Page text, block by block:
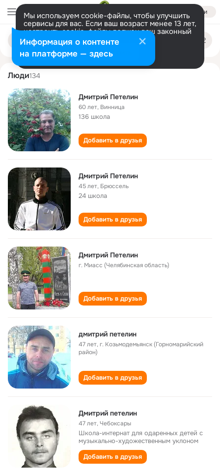
Войти
Мы используем cookie-файлы, чтобы улучшить
сервисы для вас. Если ваш возраст менее 13 лет,
настроить cookie-файлы должен ваш законный
представитель. Больше информации
Разрешить все Настроить
Поиск
людям
dmitriy petelin
Люди134
Дмитрий Петелин
60 лет, Винница
136 школа
Добавить в друзья
Дмитрий Петелин
45 лет, Брюссель
24 школа
Добавить в друзья
Дмитрий Петелин
г. Миасс (Челябинская область)
Добавить в друзья
дмитрий петелин
47 лет,г. Козьмодемьянск (Горномарийский
район)
Добавить в друзья
Дмитрий петелин
47 лет,Чебоксары
Школа-интернат для одаренных детей с
музыкально-художественным уклоном
Добавить в друзья
Информация о контенте
на платформе — здесь